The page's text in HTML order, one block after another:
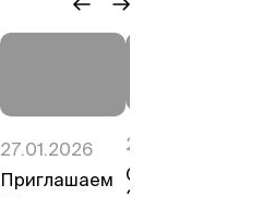
27.01.2026
Приглашаем
29.12.2025
С Новым